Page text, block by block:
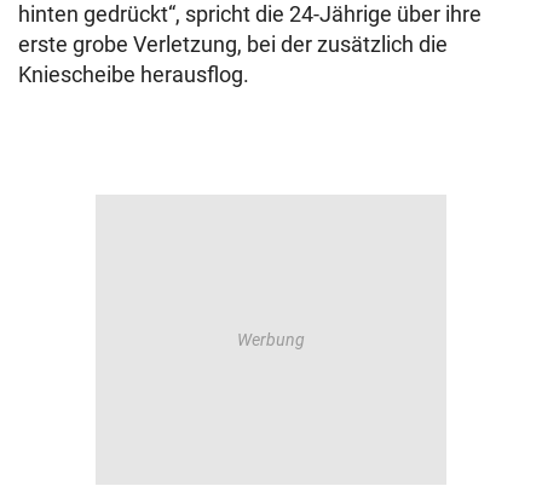
hinten gedrückt“, spricht die 24-Jährige über ihre
erste grobe Verletzung, bei der zusätzlich die
Kniescheibe herausflog.